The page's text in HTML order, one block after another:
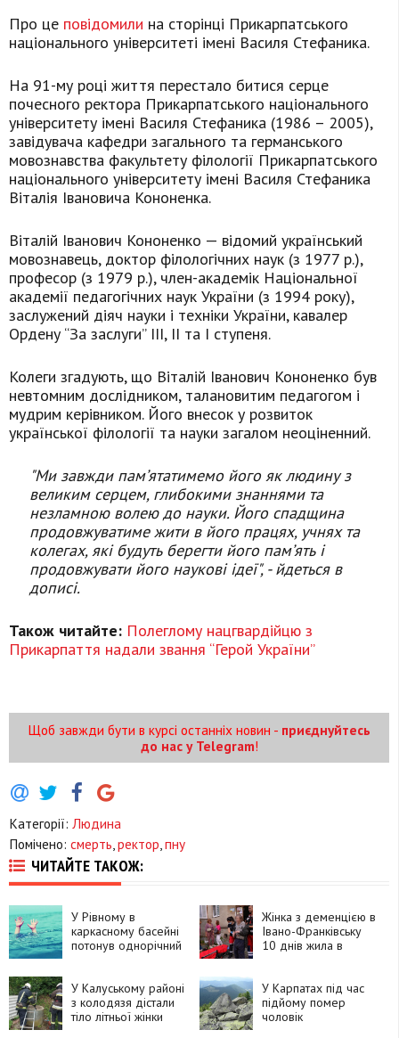
Про це повідомили на сторінці Прикарпатського
національного університеті імені Василя Стефаника.
На 91-му році життя перестало битися серце
почесного ректора Прикарпатського національного
університету імені Василя Стефаника (1986 – 2005),
завідувача кафедри загального та германського
мовознавства факультету філології Прикарпатського
національного університету імені Василя Стефаника
Віталія Івановича Кононенка.
Віталій Іванович Кононенко — відомий український
мовознавець, доктор філологічних наук (з 1977 р.),
професор (з 1979 р.), член-академік Національної
академії педагогічних наук України (з 1994 року),
заслужений діяч науки і техніки України, кавалер
Ордену “За заслуги” ІІІ, ІІ та І ступеня.
Колеги згадують, що Віталій Іванович Кононенко був
невтомним дослідником, талановитим педагогом і
мудрим керівником. Його внесок у розвиток
української філології та науки загалом неоціненний.
"Ми завжди пам’ятатимемо його як людину з
великим серцем, глибокими знаннями та
незламною волею до науки. Його спадщина
продовжуватиме жити в його працях, учнях та
колегах, які будуть берегти його пам’ять і
продовжувати його наукові ідеї", - йдеться в
дописі.
Також читайте: Полеглому нацгвардійцю з
Прикарпаття надали звання “Герой України”
Щоб завжди бути в курсі останніх новин - приєднуйтесь
до нас у Telegram!
Категорії: Людина
Помічено: смерть,ректор,пну
ЧИТАЙТЕ ТАКОЖ:
У Рівному в
каркасному басейні
потонув однорічний
Жінка з деменцією в
Івано-Франківську
10 днів жила в
У Калуському районі
з колодязя дістали
тіло літньої жінки
У Карпатах під час
підйому помер
чоловік